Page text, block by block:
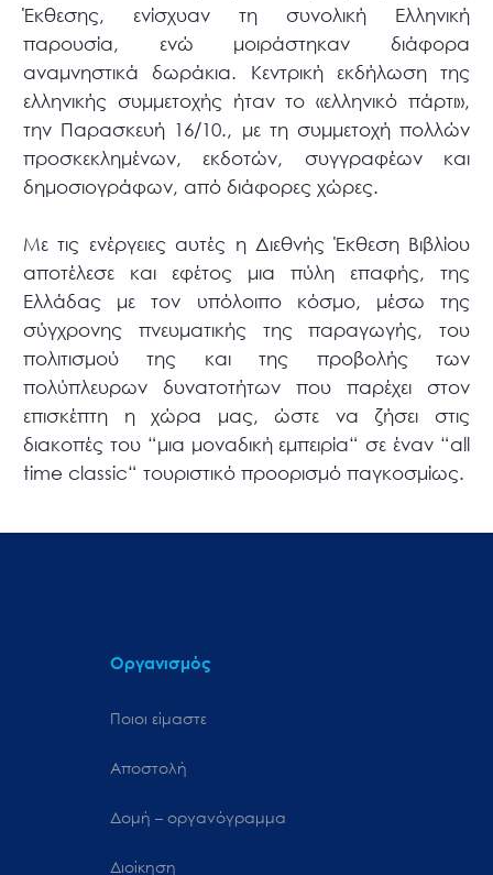
Έκθεσης, ενίσχυαν τη συνολική Eλληνική
παρουσία, ενώ μοιράστηκαν διάφορα
αναμνηστικά δωράκια. Κεντρική εκδήλωση της
ελληνικής συμμετοχής ήταν το «ελληνικό πάρτι»,
την Παρασκευή 16/10., με τη συμμετοχή πολλών
προσκεκλημένων, εκδοτών, συγγραφέων και
δημοσιογράφων, από διάφορες χώρες.
Με τις ενέργειες αυτές η Διεθνής Έκθεση Βιβλίου
αποτέλεσε και εφέτος μια πύλη επαφής, της
Ελλάδας με τον υπόλοιπο κόσμο, μέσω της
σύγχρονης πνευματικής της παραγωγής, του
πολιτισμού της και της προβολής των
πολύπλευρων δυνατοτήτων που παρέχει στον
επισκέπτη η χώρα μας, ώστε να ζήσει στις
διακοπές του “μια μοναδική εμπειρία“ σε έναν “all
time classic“ τουριστικό προορισμό παγκοσμίως.
Οργανισμός
Ποιοι είμαστε
Αποστολή
Δομή – οργανόγραμμα
Διοίκηση